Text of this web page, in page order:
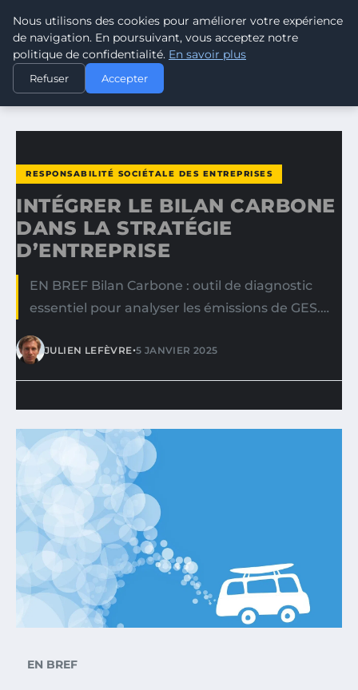
CLIMATE RESPONSE BLOG
ACCUEIL
RESPONSABILITÉ SOCIÉTALE DES ENTREPRISES
INTÉGRER LE BILAN CARBONE DANS LA STRATÉGIE…
RESPONSABILITÉ SOCIÉTALE DES ENTREPRISES
INTÉGRER LE BILAN CARBONE
DANS LA STRATÉGIE
D’ENTREPRISE
EN BREF Bilan Carbone : outil de diagnostic
essentiel pour analyser les émissions de GES.…
JULIEN LEFÈVRE•5 JANVIER 2025
EN BREF
Nous utilisons des cookies pour améliorer votre expérience
de navigation. En poursuivant, vous acceptez notre
politique de confidentialité. En savoir plus
Refuser Accepter